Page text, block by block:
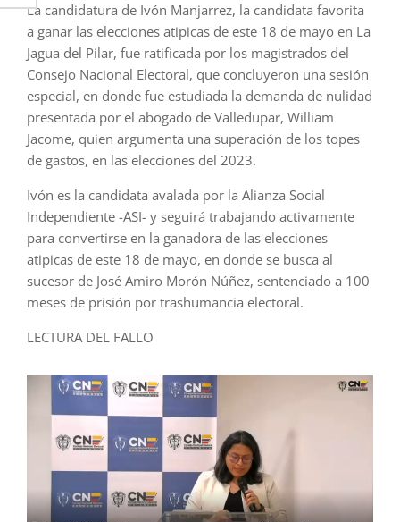
La candidatura de Ivón Manjarrez, la candidata favorita
a ganar las elecciones atipicas de este 18 de mayo en La
Jagua del Pilar, fue ratificada por los magistrados del
Consejo Nacional Electoral, que concluyeron una sesión
especial, en donde fue estudiada la demanda de nulidad
presentada por el abogado de Valledupar, William
Jacome, quien argumenta una superación de los topes
de gastos, en las elecciones del 2023.
Ivón es la candidata avalada por la Alianza Social
Independiente -ASI- y seguirá trabajando activamente
para convertirse en la ganadora de las elecciones
atipicas de este 18 de mayo, en donde se busca al
sucesor de José Amiro Morón Núñez, sentenciado a 100
meses de prisión por trashumancia electoral.
LECTURA DEL FALLO